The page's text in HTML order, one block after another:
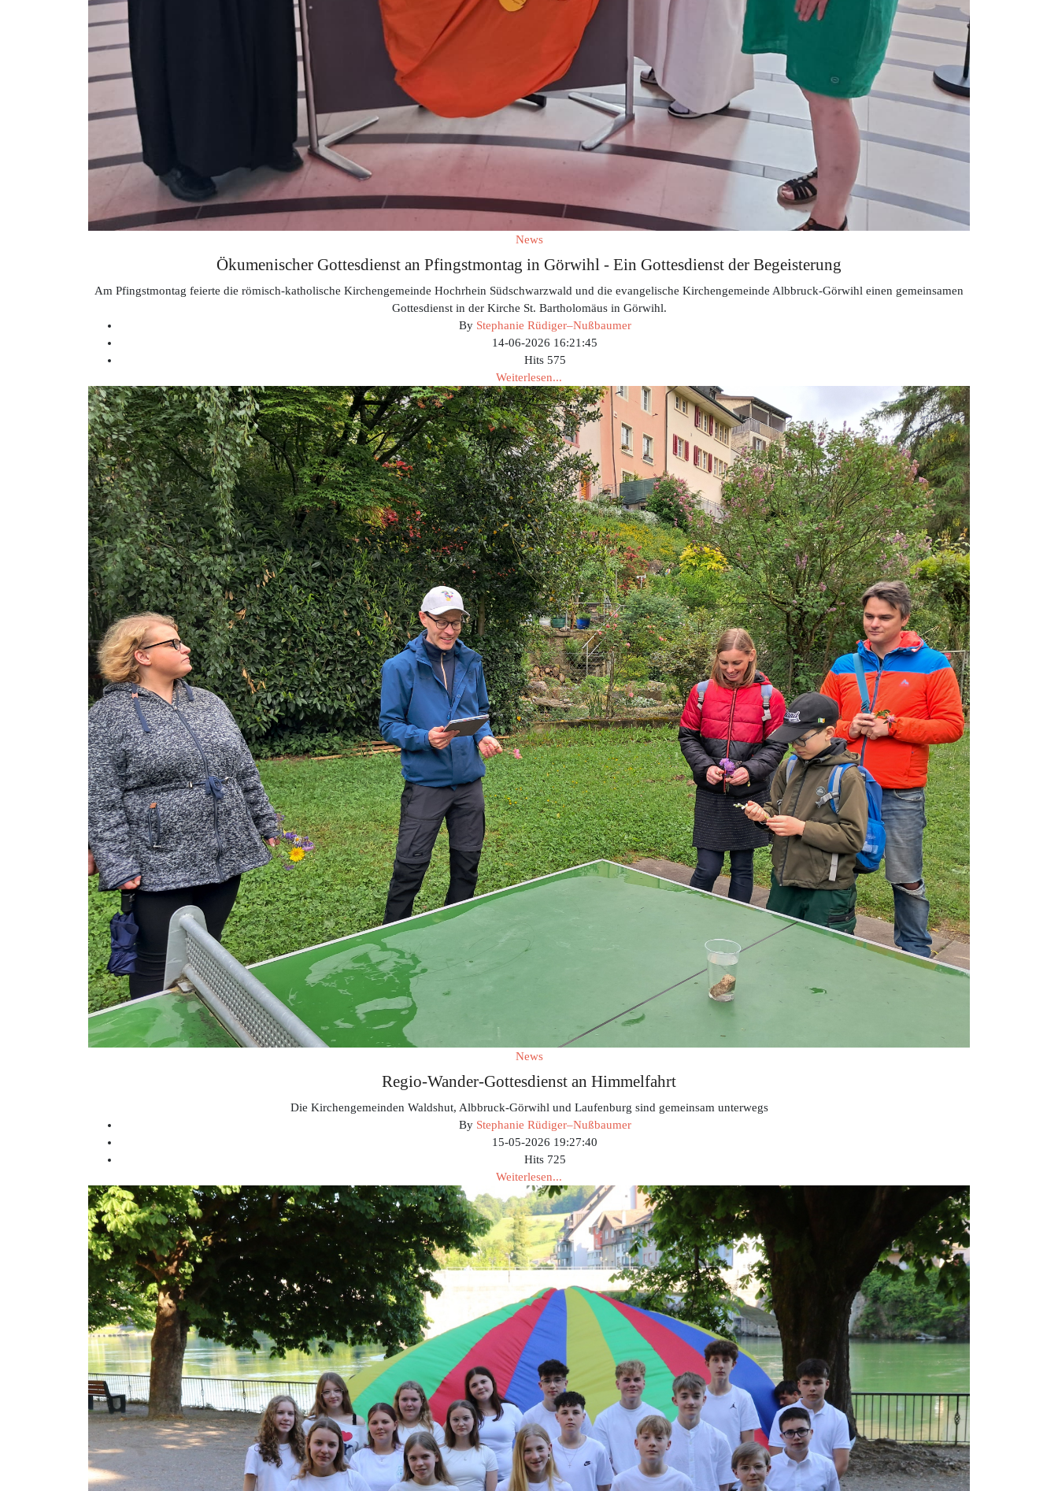
News
Ökumenischer Gottesdienst an Pfingstmontag in Görwihl - Ein Gottesdienst der Begeisterung
Am Pfingstmontag feierte die römisch-katholische Kirchengemeinde Hochrhein Südschwarzwald und die evangelische Kirchengemeinde Albbruck-Görwihl einen gemeinsamen
Gottesdienst in der Kirche St. Bartholomäus in Görwihl.
By Stephanie Rüdiger–Nußbaumer
14-06-2026 16:21:45
Hits 575
Weiterlesen...
News
Regio-Wander-Gottesdienst an Himmelfahrt
Die Kirchengemeinden Waldshut, Albbruck-Görwihl und Laufenburg sind gemeinsam unterwegs
By Stephanie Rüdiger–Nußbaumer
15-05-2026 19:27:40
Hits 725
Weiterlesen...